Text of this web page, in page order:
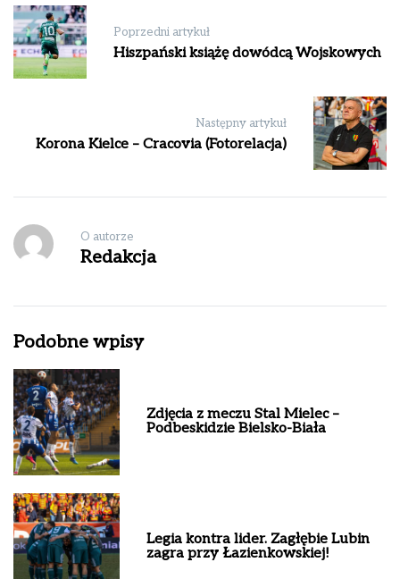
Nawigacja
wpisu
Poprzedni artykuł
Hiszpański książę dowódcą Wojskowych
Następny artykuł
Korona Kielce – Cracovia (Fotorelacja)
O autorze
Redakcja
Podobne wpisy
Zdjęcia z meczu Stal Mielec –
Podbeskidzie Bielsko-Biała
Legia kontra lider. Zagłębie Lubin
zagra przy Łazienkowskiej!